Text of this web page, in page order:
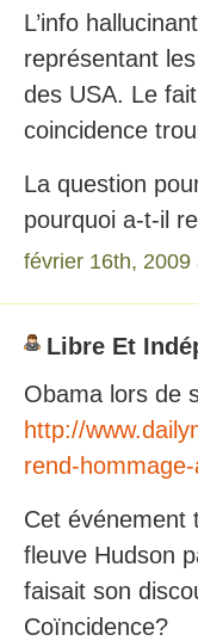
L’info
représentant
des USA. Le
coincidence
La question
pourquoi a-t-il
février 16th, 2009
Libre Et
Obama lors de
http://
rend-
Cet événement
fleuve Hudson
faisait son
Coïncidence?